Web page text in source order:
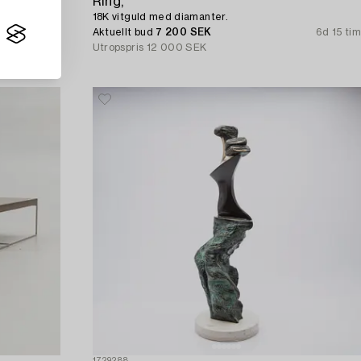
4d 15 tim
18K vitguld med diamanter.
Aktuellt bud 7 200 SEK
6d 15 tim
Utropspris 12 000 SEK